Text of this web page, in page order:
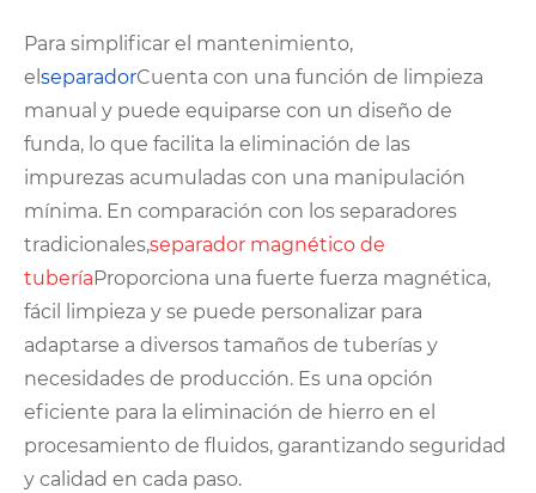
Para simplificar el mantenimiento,
el separadorCuenta con una función de limpieza
manual y puede equiparse con un diseño de
funda, lo que facilita la eliminación de las
impurezas acumuladas con una manipulación
mínima. En comparación con los separadores
tradicionales,separador magnético de
tuberíaProporciona una fuerte fuerza magnética,
fácil limpieza y se puede personalizar para
adaptarse a diversos tamaños de tuberías y
necesidades de producción. Es una opción
eficiente para la eliminación de hierro en el
procesamiento de fluidos, garantizando seguridad
y calidad en cada paso.